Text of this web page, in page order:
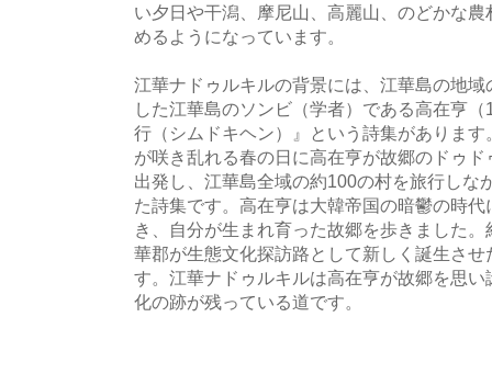
い夕日や干潟、摩尼山、高麗山、のどかな
めるようになっています。
江華ナドゥルキルの背景には、江華島の地
した江華島のソンビ（学者）である高在亨
行（シムドキヘン）』という詩集がありま
が咲き乱れる春の日に高在亨が故郷のドゥ
出発し、江華島全域の約100の村を旅行しな
た詩集です。高在亨は大韓帝国の暗鬱の時
き、自分が生まれ育った故郷を歩きました
華郡が生態文化探訪路として新しく誕生さ
す。江華ナドゥルキルは高在亨が故郷を思
化の跡が残っている道です。